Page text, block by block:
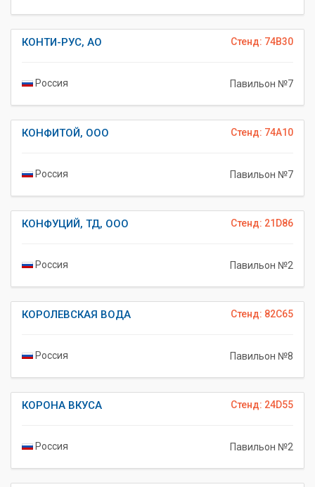
Стенд: 74B30
КОНТИ-РУС, АО
Россия Павильон №7
Стенд: 74A10
КОНФИТОЙ, ООО
Россия Павильон №7
Стенд: 21D86
КОНФУЦИЙ, ТД, ООО
Россия Павильон №2
Стенд: 82C65
КОРОЛЕВСКАЯ ВОДА
Россия Павильон №8
Стенд: 24D55
КОРОНА ВКУСА
Россия Павильон №2